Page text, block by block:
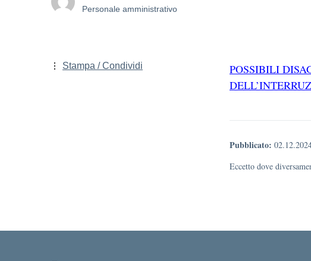
Personale amministrativo
POSSIBILI
Pubblicato:
Eccetto dove
Stampa / Condividi